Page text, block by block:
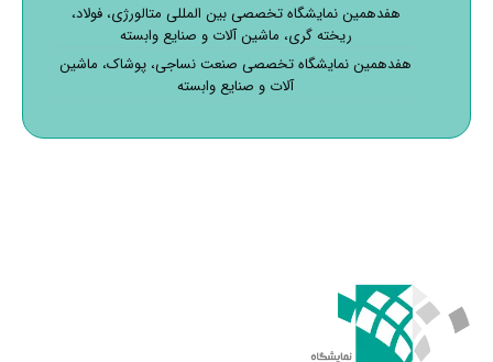
هفدهمین نمایشگاه تخصصی بین المللی متالورژی، فولاد،
ریخته گری، ماشین آلات و صنایع وابسته
هفدهمین نمایشگاه تخصصی صنعت نساجی، پوشاک، ماشین
آلات و صنایع وابسته